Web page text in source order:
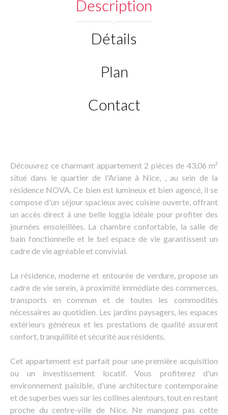
Description
Détails
Plan
Contact
Découvrez ce charmant appartement 2 pièces de 43,06 m²
situé dans le quartier de l'Ariane à Nice, , au sein de la
résidence NOVA. Ce bien est lumineux et bien agencé, il se
compose d'un séjour spacieux avec cuisine ouverte, offrant
un accès direct à une belle loggia idéale pour profiter des
journées ensoleillées. La chambre confortable, la salle de
bain fonctionnelle et le bel espace de vie garantissent un
cadre de vie agréable et convivial.
La résidence, moderne et entourée de verdure, propose un
cadre de vie serein, à proximité immédiate des commerces,
transports en commun et de toutes les commodités
nécessaires au quotidien. Les jardins paysagers, les espaces
extérieurs généreux et les prestations de qualité assurent
confort, tranquillité et sécurité aux résidents.
Cet appartement est parfait pour une première acquisition
ou un investissement locatif. Vous profiterez d'un
environnement paisible, d'une architecture contemporaine
et de superbes vues sur les collines alentours, tout en restant
proche du centre-ville de Nice. Ne manquez pas cette